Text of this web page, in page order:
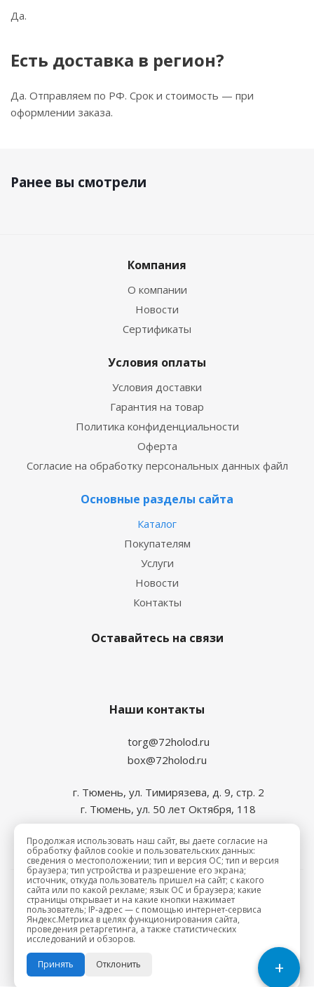
Да.
Есть доставка в регион?
Да. Отправляем по РФ. Срок и стоимость — при
оформлении заказа.
Ранее вы смотрели
Компания
О компании
Новости
Сертификаты
Условия оплаты
Условия доставки
Гарантия на товар
Политика конфиденциальности
Оферта
Согласие на обработку персональных данных файл
Основные разделы сайта
Каталог
Покупателям
Услуги
Новости
Контакты
Оставайтесь на связи
Наши контакты
torg@72holod.ru
box@72holod.ru
г. Тюмень, ул. Тимирязева, д. 9, стр. 2
г. Тюмень, ул. 50 лет Октября, 118
2026 © Промхолод-торг
+
Продолжая использовать наш сайт, вы даете согласие на
обработку файлов cookie и пользовательских данных:
сведения о местоположении; тип и версия ОС; тип и версия
браузера; тип устройства и разрешение его экрана;
источник, откуда пользователь пришел на сайт; с какого
сайта или по какой рекламе; язык ОС и браузера; какие
страницы открывает и на какие кнопки нажимает
пользователь; IP-адрес — с помощью интернет-сервиса
Яндекс.Метрика в целях функционирования сайта,
проведения ретаргетинга, а также статистических
исследований и обзоров.
Принять Отклонить